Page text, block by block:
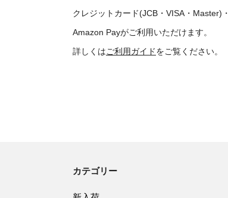
クレジットカード(JCB・VISA・Master)・
Amazon Payがご利用いただけます。
詳しくはご利用ガイドをご覧ください。
カテゴリー